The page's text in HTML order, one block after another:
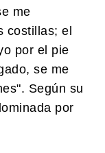
me
costillas; el
por el pie
se me
Según su
por